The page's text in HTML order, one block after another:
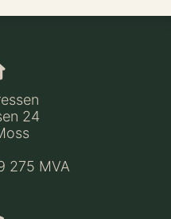
24
275 MVA